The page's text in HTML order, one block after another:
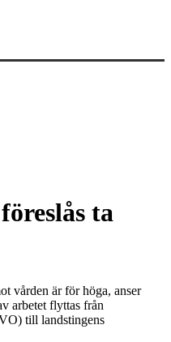
ta
vården är för höga, anser
arbetet flyttas från
till landstingens